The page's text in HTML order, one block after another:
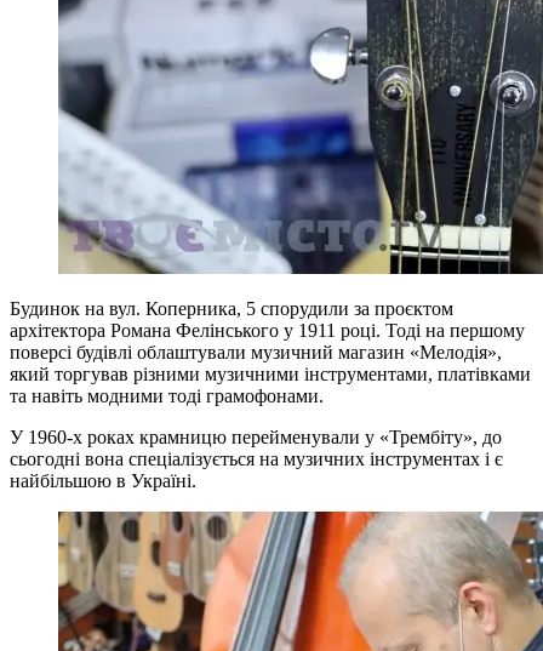
Будинок на вул. Коперника, 5 спорудили за проєктом
архітектора Романа Фелінського у 1911 році. Тоді на першому
поверсі будівлі облаштували музичний магазин «Мелодія»,
який торгував різними музичними інструментами, платівками
та навіть модними тоді грамофонами.
У 1960-х роках крамницю перейменували у «Трембіту», до
сьогодні вона спеціалізується на музичних інструментах і є
найбільшою в Україні.